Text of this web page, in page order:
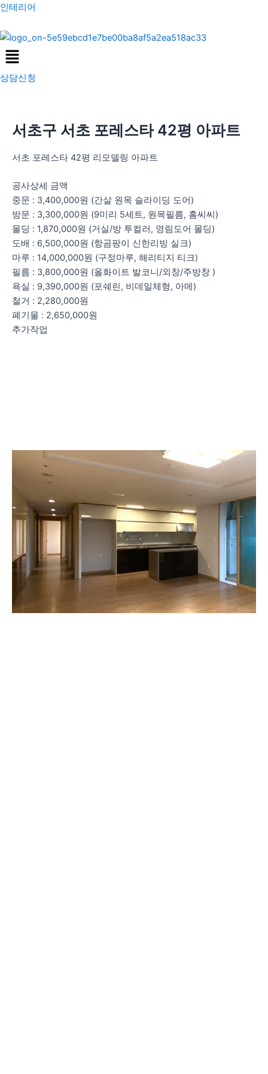
콘
츠
로
건
너
인테리어
Menu
상담신청
서초구 서초 포레스타 42평 아파트
서초 포레스타 42평 리모델링 아파트
공사상세 금액
중문 : 3,400,000원 (간살 원목 슬라이딩 도어)
방문 : 3,300,000원 (9미리 5세트, 원목필름, 홈씨씨)
몰딩 : 1,870,000원 (거실/방 투컬러, 영림도어 몰딩)
도배 : 6,500,000원 (항곰팡이 신한리빙 실크)
마루 : 14,000,000원 (구정마루, 해리티지 티크)
필름 : 3,800,000원 (올화이트 발코니/외창/주방창 )
욕실 : 9,390,000원 (포쉐린, 비데일체형, 아메)
철거 : 2,280,000원
폐기물 : 2,650,000원
추가작업
포
트
탐
색